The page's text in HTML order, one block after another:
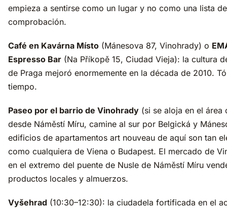
empieza a sentirse como un lugar y no como una lista de
comprobación.
Café en Kavárna Místo (Mánesova 87, Vinohrady) o
Espresso Bar (Na Příkopě 15, Ciudad Vieja): la cultura
de Praga mejoró enormemente en la década de 2010.
tiempo.
Paseo por el barrio de Vinohrady (si se aloja en el área
desde Náměstí Míru, camine al sur por Belgická y
edificios de apartamentos art nouveau de aquí son tan
como cualquiera de Viena o Budapest. El mercado de
en el extremo del puente de Nusle de Náměstí Míru
productos locales y almuerzos.
Vyšehrad (10:30–12:30): la ciudadela fortificada en el